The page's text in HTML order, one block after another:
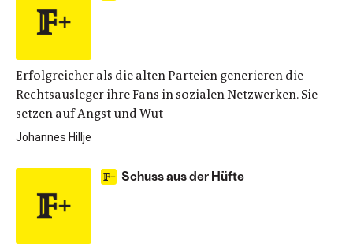
Erfolgreicher als die alten Parteien generieren die
Rechtsausleger ihre Fans in sozialen Netzwerken. Sie
setzen auf Angst und Wut
Johannes Hillje
Schuss aus der Hüfte